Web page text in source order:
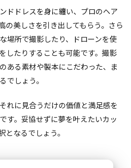
ドドレスを身に纏い、プロのヘア
の美しさを引き出してもらう。さら
場所で撮影したり、ドローンを使
したりすることも可能です。撮影
ある素材や製本にこだわった、ま
でしょう。
れに見合うだけの価値と満足感を
す。妥協せずに夢を叶えたいカッ
となるでしょう。